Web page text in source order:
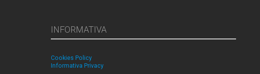
INFORMATIVA
Cookies Policy
Informativa Privacy